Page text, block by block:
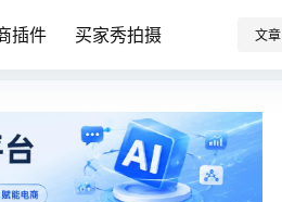
插件 买家秀拍摄 文章